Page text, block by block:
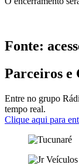
Fonte:
Parceiros e
Entre no grupo
tempo real.
Clique aqui para